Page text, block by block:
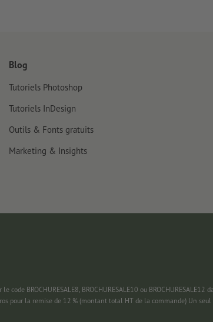
Blog
Tutoriels Photoshop
Tutoriels InDesign
Outils & Fonts gratuits
Marketing & Insights
BROCHURESALE8, BROCHURESALE10 ou
pour la remise de 12 % (montant total HT de la commande) Un